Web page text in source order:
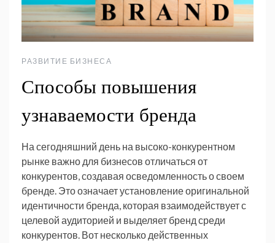
РАЗВИТИЕ БИЗНЕСА
Способы повышения
узнаваемости бренда
На сегодняшний день на высоко-конкурентном
рынке важно для бизнесов отличаться от
конкурентов, создавая осведомленность о своем
бренде. Это означает установление оригинальной
идентичности бренда, которая взаимодействует с
целевой аудиторией и выделяет бренд среди
конкурентов. Вот несколько действенных